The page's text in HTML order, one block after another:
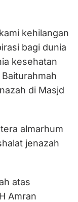
kehilangan
bagi dunia
kesehatan
di Masjd
almarhum
jenazah
atas
Amran